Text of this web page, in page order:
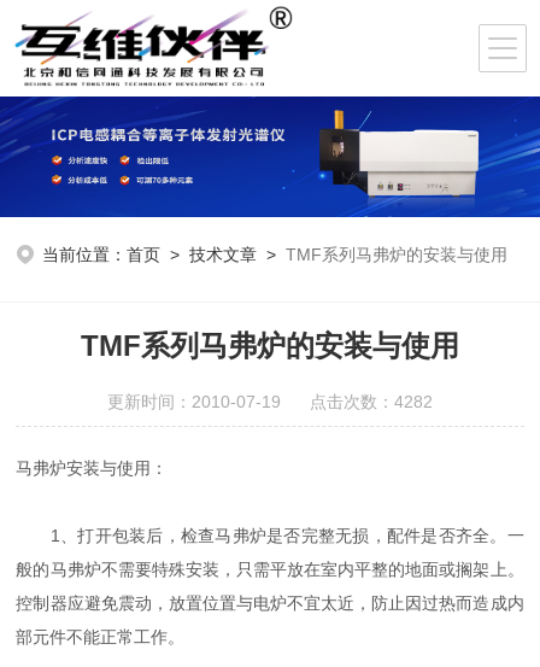
当前位置：首页 >技术文章 >TMF系列马弗炉的安装与使用
TMF系列马弗炉的安装与使用
更新时间：2010-07-19 点击次数：4282
马弗炉安装与使用：
1、打开包装后，检查马弗炉是否完整无损，配件是否齐全。一
般的马弗炉不需要特殊安装，只需平放在室内平整的地面或搁架上。
控制器应避免震动，放置位置与电炉不宜太近，防止因过热而造成内
部元件不能正常工作。